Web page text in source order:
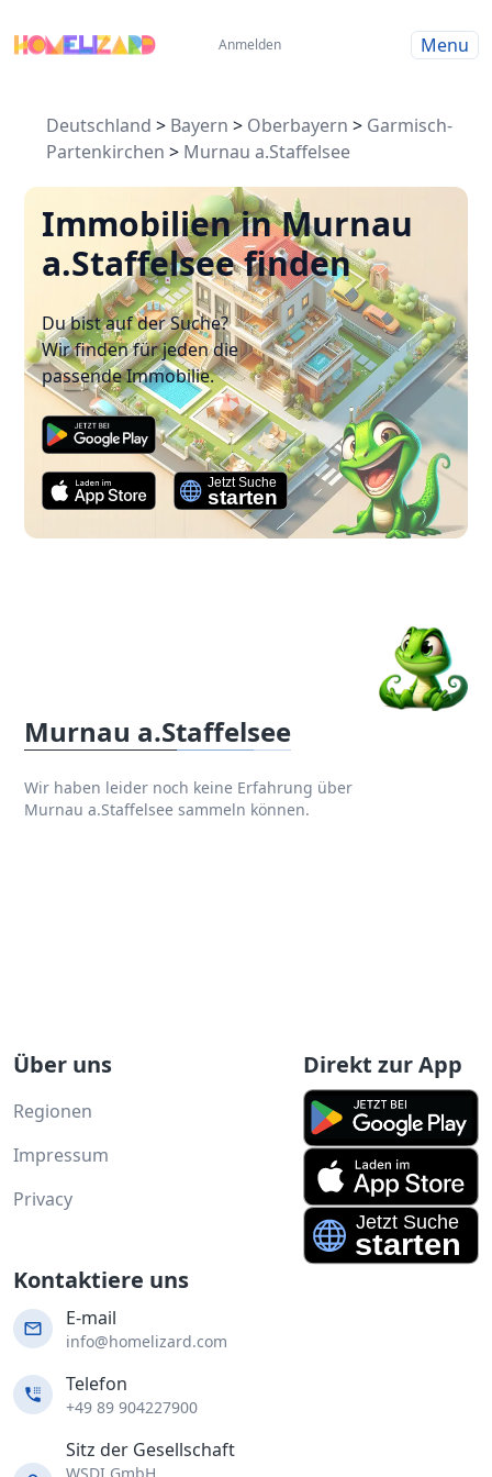
Anmelden Menu
Deutschland > Bayern > Oberbayern > Garmisch-
Partenkirchen > Murnau a.Staffelsee
Immobilien in Murnau
a.Staffelsee finden
Du bist auf der Suche?
Wir finden für jeden die
passende Immobilie.
Murnau a.Staffelsee
Wir haben leider noch keine Erfahrung über
Murnau a.Staffelsee sammeln können.
Über uns
Regionen
Impressum
Privacy
Direkt zur App
Kontaktiere uns
E-mail
info@homelizard.com
Telefon
+49 89 904227900
Sitz der Gesellschaft